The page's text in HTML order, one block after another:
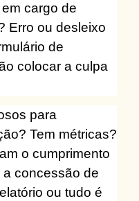
cargo de
Erro ou desleixo
de
colocar a culpa
para
Tem métricas?
o cumprimento
concessão de
ou tudo é